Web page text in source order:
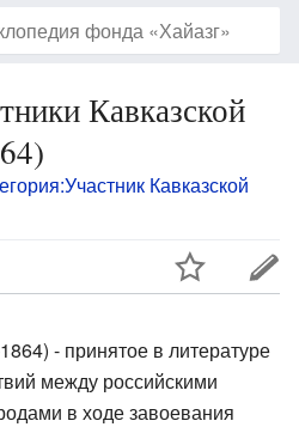
Кавказской
Кавказской
- принятое в литературе
между российскими
в ходе завоевания